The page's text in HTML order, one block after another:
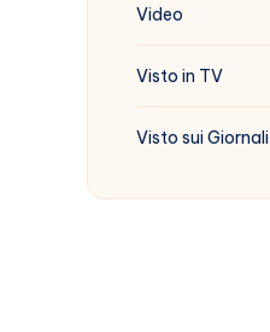
Video
Visto in TV
Visto sui Giornali